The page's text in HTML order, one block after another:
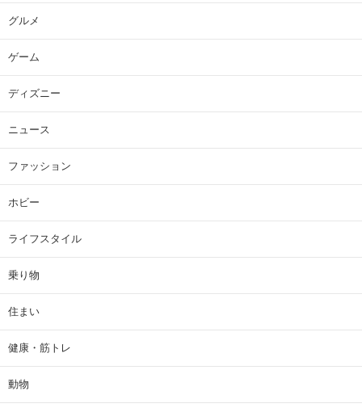
グルメ
ゲーム
ディズニー
ニュース
ファッション
ホビー
ライフスタイル
乗り物
住まい
健康・筋トレ
動物